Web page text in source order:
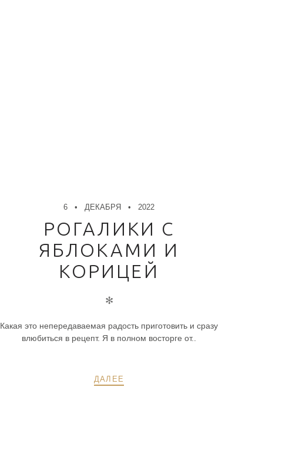
6 ДЕКАБРЯ 2022
РОГАЛИКИ С
ЯБЛОКАМИ И
КОРИЦЕЙ
✻
Какая это непередаваемая радость приготовить и сразу
влюбиться в рецепт. Я в полном восторге от..
ДАЛЕЕ